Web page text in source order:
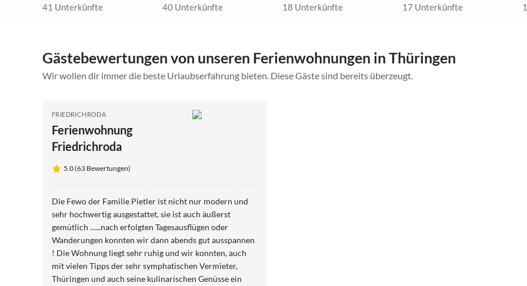
41 Unterkünfte 40 Unterkünfte 18 Unterkünfte 17 Unterkünfte
Gästebewertungen von unseren Ferienwohnungen in Thüringen
Wir wollen dir immer die beste Urlaubserfahrung bieten. Diese Gäste sind bereits überzeugt.
FRIEDRICHRODA
Ferienwohnung
Friedrichroda
5.0 (63 Bewertungen)
Die Fewo der Familie Pietler ist nicht nur modern und
sehr hochwertig ausgestattet, sie ist auch äußerst
gemütlich ......nach erfolgten Tagesausflügen oder
Wanderungen konnten wir dann abends gut ausspannen
! Die Wohnung liegt sehr ruhig und wir konnten, auch
mit vielen Tipps der sehr symphatischen Vermieter,
Thüringen und auch seine kulinarischen Genüsse ein